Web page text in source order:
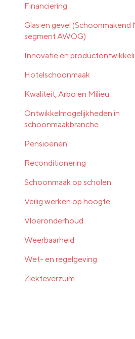
Financiering
Glas en gevel (Schoonmakend
segment AWOG)
Innovatie en
Hotelschoonmaak
Kwaliteit, Arbo en Milieu
Ontwikkelmogelijkheden in
schoonmaakbranche
Pensioenen
Reconditionering
Schoonmaak op scholen
Veilig werken op hoogte
Vloeronderhoud
Weerbaarheid
Wet- en regelgeving
Ziekteverzuim